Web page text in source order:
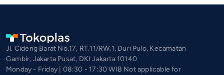
Jl. Cideng Barat No.17, RT.11/RW.1, Duri Pulo, Kecamatan
Gambir, Jakarta Pusat, DKI Jakarta 10140
Monday - Friday | 08:30 - 17:30 WIB Not applicable for